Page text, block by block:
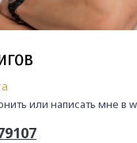
или написать мне в